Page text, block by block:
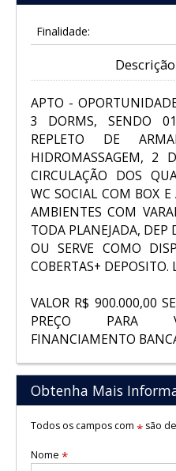
Finalidade:
APTO -
3 DORMS, SENDO
REPLETO DE
HIDROMASSAGEM, 2
CIRCULAÇÃO DOS
WC SOCIAL COM BOX
AMBIENTES COM
TODA PLANEJADA, DEP
OU SERVE COMO
COBERTAS+ DEPOSITO.
VALOR R$ 900.000,00
PREÇO PARA
FINANCIAMENTO
Obtenha Mais
Todos os campos com *são
Nome *